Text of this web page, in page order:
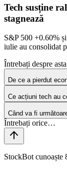
Tech susține
stagnează
S&P 500 +0.60%
iulie au consolidat
Întrebați despre asta
De ce a pierdut
Ce acțiuni tech au
Când va fi
StockBot cunoaște